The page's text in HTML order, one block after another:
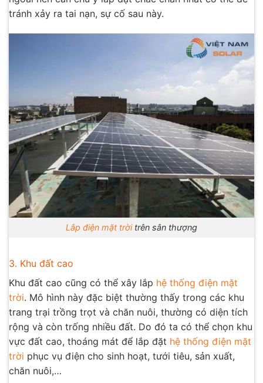
tránh xảy ra tai nạn, sự cố sau này.
Lắp điện mặt trờitrên sân thượng
3. Khu đất cao
Khu đất cao cũng có thể xây lắp hệ thống điện mặt
trời. Mô hình này đặc biệt thường thấy trong các khu
trang trại trồng trọt và chăn nuôi, thường có diện tích
rộng và còn trống nhiều đất. Do đó ta có thể chọn khu
vực đất cao, thoáng mát để lắp đặt hệ thống điện mặt
trời phục vụ điện cho sinh hoạt, tưới tiêu, sản xuất,
chăn nuôi,…